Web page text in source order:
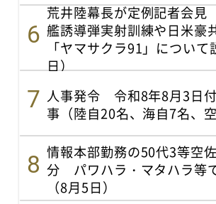
荒井陸幕長が定例記者会
艦誘導弾実射訓練や日米豪
「ヤマサクラ91」につい
日）
人事発令 令和8年8月3日
事（陸自20名、海自7名、空
情報本部勤務の50代3等空
分 パワハラ・マタハラ等
（8月5日）